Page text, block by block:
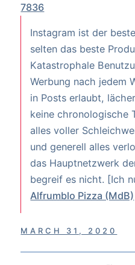
7836
Instagram ist der
selten das beste
Katastrophale
Werbung nach jedem
in Posts erlaubt,
keine chronologische
alles voller
und generell alles
das Hauptnetzwerk
begreif es nicht. [Ich
Alfrumblo Pizza (MdB)
MARCH 31, 2020